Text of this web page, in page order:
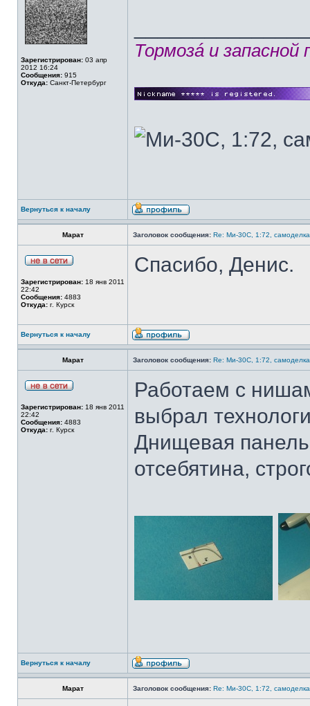
Зарегистрирован: 03 апр
2012 16:24
Сообщения: 915
Откуда: Санкт-Петербург
Тормозá и
Вернуться к началу
Марат Заголовок сообщения: Re: Ми-30С, 1:72, самоделка
Зарегистрирован: 18 янв 2011
22:42
Сообщения: 4883
Откуда: г. Курск
Спасибо, Денис.
Вернуться к началу
Марат Заголовок сообщения: Re: Ми-30С, 1:72, самоделка
Зарегистрирован: 18 янв 2011
22:42
Сообщения: 4883
Откуда: г. Курск
Работаем с
выбрал
Днищевая
отсебятина,
Вернуться к началу
Марат Заголовок сообщения: Re: Ми-30С, 1:72, самоделка